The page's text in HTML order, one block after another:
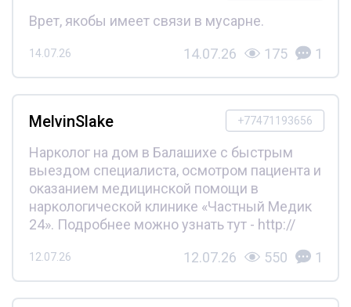
Врет, якобы имеет связи в мусарне.
14.07.26 14.07.26 175 1
+77471193656
MelvinSlake
Нарколог на дом в Балашихе с быстрым
выездом специалиста, осмотром пациента и
оказанием медицинской помощи в
наркологической клинике «Частный Медик
24». Подробнее можно узнать тут - http://
12.07.26 12.07.26 550 1